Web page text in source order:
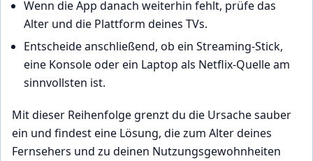
Wenn die App danach weiterhin fehlt, prüfe das
Alter und die Plattform deines TVs.
Entscheide anschließend, ob ein Streaming-Stick,
eine Konsole oder ein Laptop als Netflix-Quelle am
sinnvollsten ist.
Mit dieser Reihenfolge grenzt du die Ursache sauber
ein und findest eine Lösung, die zum Alter deines
Fernsehers und zu deinen Nutzungsgewohnheiten